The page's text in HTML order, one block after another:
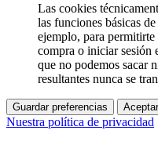
Las cookies
las funciones básicas
ejemplo, para
compra o iniciar sesión
que no podemos sacar
resultantes nunca se
Guardar preferencias Aceptar
Nuestra política de privacidad